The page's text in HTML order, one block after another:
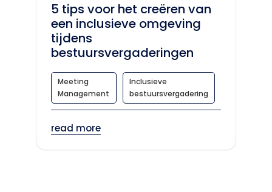
5 tips voor het creëren van
een inclusieve omgeving
tijdens
bestuursvergaderingen
Meeting
Management
Inclusieve
bestuursvergadering
read more